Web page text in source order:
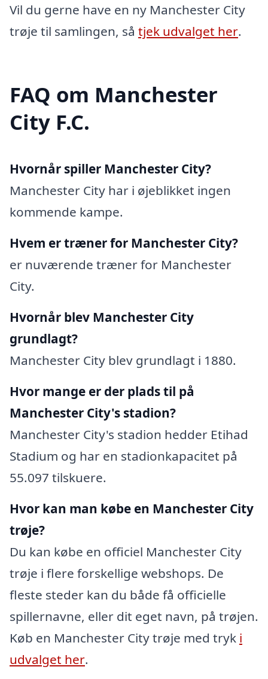
Vil du gerne have en ny Manchester City
trøje til samlingen, så tjek udvalget her.
FAQ om Manchester
City F.C.
Hvornår spiller Manchester City?
Manchester City har i øjeblikket ingen
kommende kampe.
Hvem er træner for Manchester City?
er nuværende træner for Manchester
City.
Hvornår blev Manchester City
grundlagt?
Manchester City blev grundlagt i 1880.
Hvor mange er der plads til på
Manchester City's stadion?
Manchester City's stadion hedder Etihad
Stadium og har en stadionkapacitet på
55.097 tilskuere.
Hvor kan man købe en Manchester City
trøje?
Du kan købe en officiel Manchester City
trøje i flere forskellige webshops. De
fleste steder kan du både få officielle
spillernavne, eller dit eget navn, på trøjen.
Køb en Manchester City trøje med tryk i
udvalget her.